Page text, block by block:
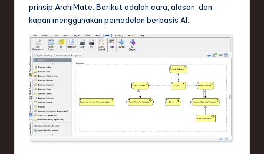
prinsip ArchiMate. Berikut adalah cara, alasan, dan
kapan menggunakan pemodelan berbasis AI: